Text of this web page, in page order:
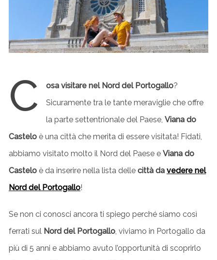
C osa visitare nel Nord del Portogallo?
Sicuramente tra le tante meraviglie che offre
la parte settentrionale del Paese, Viana do
Casteloè una città che merita di essere visitata! Fidati,
abbiamo visitato molto il Nord del Paese e Viana do
Casteloè da inserire nella lista delle città da vedere nel
Nord del Portogallo!
Se non ci conosci ancora ti spiego perché siamo così
ferrati sul Nord del Portogallo, viviamo in Portogallo da
più di 5 anni e abbiamo avuto l’opportunità di scoprirlo